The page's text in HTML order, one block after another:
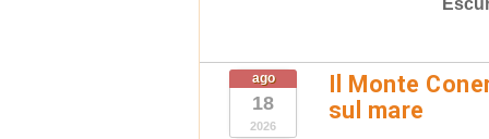
ago
18
2026
Il Monte
sul mare